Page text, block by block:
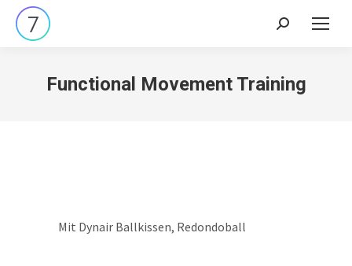
Search:
Functional Movement Training
Mit Dynair Ballkissen, Redondoball